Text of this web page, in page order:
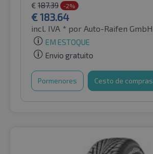
€ 187.39 -2%
€183.64
incl. IVA * por Auto-Raifen GmbH
EM ESTOQUE
Envio gratuito
Pormenores Cesto de compras